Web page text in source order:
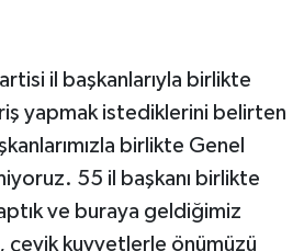
il başkanlarıyla birlikte
yapmak istediklerini belirten
birlikte Genel
55 il başkanı birlikte
ve buraya geldiğimiz
çevik kuvvetlerle önümüzü